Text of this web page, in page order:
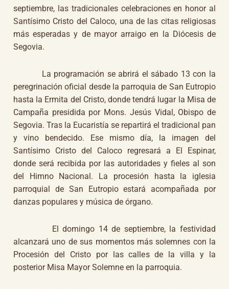
septiembre, las tradicionales celebraciones en honor al
Santísimo Cristo del Caloco, una de las citas religiosas
más esperadas y de mayor arraigo en la Diócesis de
Segovia.
La programación se abrirá el sábado 13 con la
peregrinación oficial desde la parroquia de San Eutropio
hasta la Ermita del Cristo, donde tendrá lugar la Misa de
Campaña presidida por Mons. Jesús Vidal, Obispo de
Segovia. Tras la Eucaristía se repartirá el tradicional pan
y vino bendecido. Ese mismo día, la imagen del
Santísimo Cristo del Caloco regresará a El Espinar,
donde será recibida por las autoridades y fieles al son
del Himno Nacional. La procesión hasta la iglesia
parroquial de San Eutropio estará acompañada por
danzas populares y música de órgano.
El domingo 14 de septiembre, la festividad
alcanzará uno de sus momentos más solemnes con la
Procesión del Cristo por las calles de la villa y la
posterior Misa Mayor Solemne en la parroquia.